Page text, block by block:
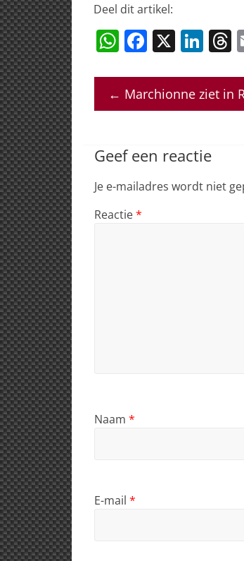
Deel dit artikel:
W
at
s
p
F
c
e
o
o
k
X Li
k
e
n
T
a
← Marchionne ziet in
Geef een reactie
Je e-mailadres wordt niet
Reactie*
Naam *
E-mail *